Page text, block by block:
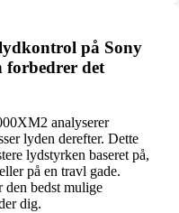
på Sony
forbedrer det
analyserer
lyden derefter. Dette
lydstyrken baseret på,
på en travl gade.
bedst mulige
dig.